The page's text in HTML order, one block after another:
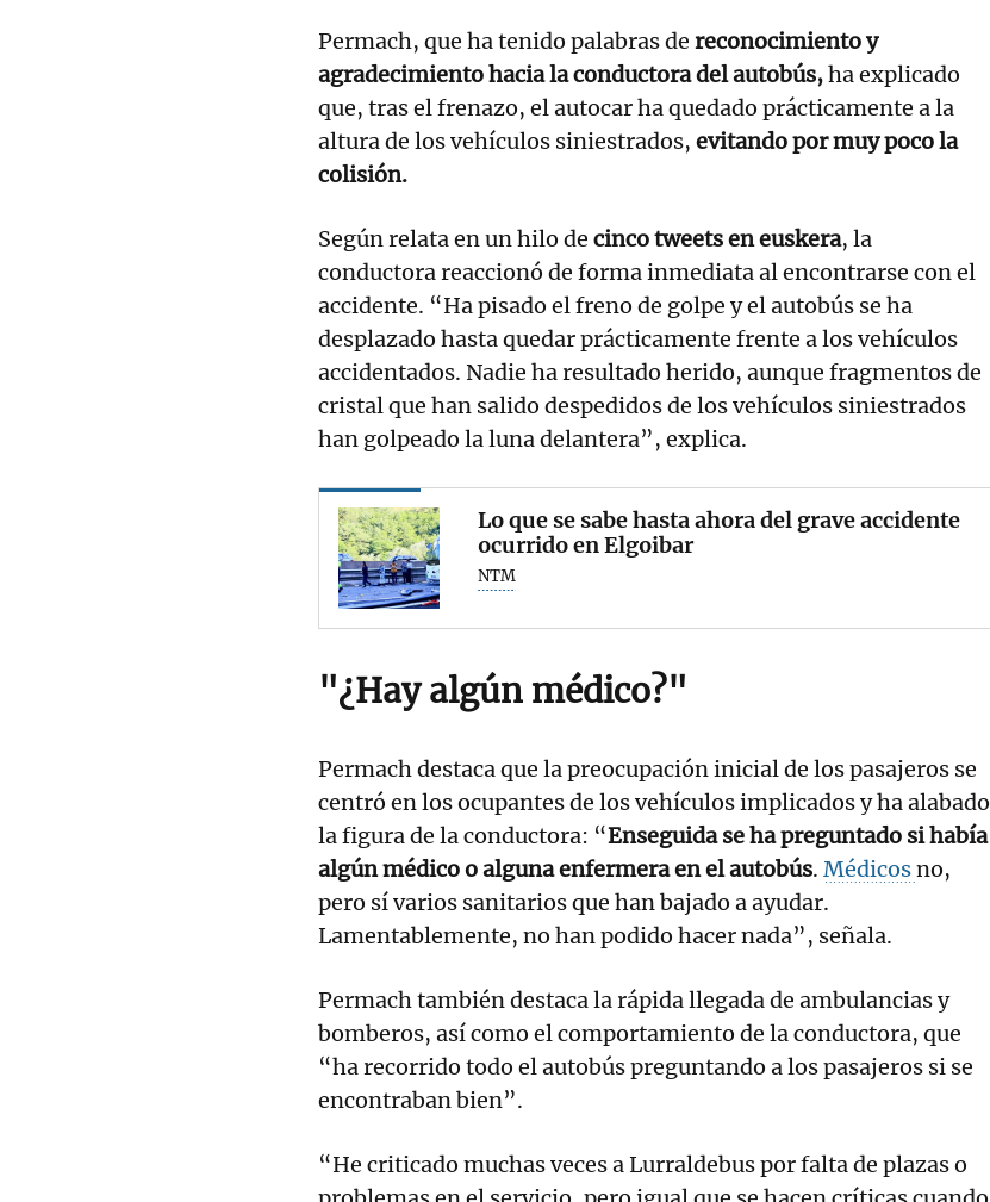
Permach, que ha tenido palabras de reconocimiento y
agradecimiento hacia la conductora del autobús,ha explicado
que, tras el frenazo, el autocar ha quedado prácticamente a la
altura de los vehículos siniestrados, evitando por muy poco la
colisión.
Según relata en un hilo de cinco tweets en euskera, la
conductora reaccionó de forma inmediata al encontrarse con el
accidente. “Ha pisado el freno de golpe y el autobús se ha
desplazado hasta quedar prácticamente frente a los vehículos
accidentados. Nadie ha resultado herido, aunque fragmentos de
cristal que han salido despedidos de los vehículos siniestrados
han golpeado la luna delantera”, explica.
Lo que se sabe hasta ahora del grave accidente
ocurrido en Elgoibar
NTM
"¿Hay algún médico?"
Permach destaca que la preocupación inicial de los pasajeros se
centró en los ocupantes de los vehículos implicados y ha alabado
la figura de la conductora: “Enseguida se ha preguntado si había
algún médico o alguna enfermera en el autobús. Médicosno,
pero sí varios sanitarios que han bajado a ayudar.
Lamentablemente, no han podido hacer nada”, señala.
Permach también destaca la rápida llegada de ambulancias y
bomberos, así como el comportamiento de la conductora, que
“ha recorrido todo el autobús preguntando a los pasajeros si se
encontraban bien”.
“He criticado muchas veces a Lurraldebus por falta de plazas o